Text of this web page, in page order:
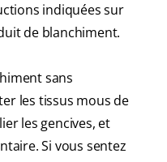
indiquées sur
de blanchiment.
sans
les tissus mous de
les gencives, et
Si vous sentez